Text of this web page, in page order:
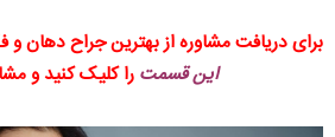
برای دریافت مشاوره از بهترین جراح دهان
این قسمت را کلیک کنید و